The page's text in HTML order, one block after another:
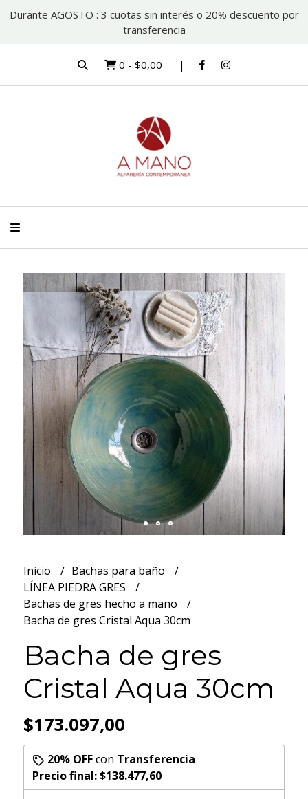
Durante AGOSTO : 3 cuotas sin interés o 20% descuento por
transferencia
0 - $0,00
Inicio
Bachas para baño
LÍNEA PIEDRA GRES
Bachas de gres hecho a mano
Bacha de gres Cristal Aqua 30cm
Bacha de gres
Cristal Aqua 30cm
$173.097,00
20% OFFcon Transferencia
Precio final:$138.477,60